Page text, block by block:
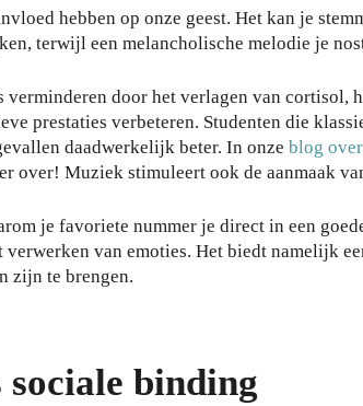
hebben op onze geest. Het kan je
terwijl een melancholische melodie je
verminderen door het verlagen van cortisol,
prestaties verbeteren. Studenten die
daadwerkelijk beter. In onze blog
over! Muziek stimuleert ook de aanmaak
je favoriete nummer je direct in een
van emoties. Het biedt namelijk
zijn te brengen.
binding